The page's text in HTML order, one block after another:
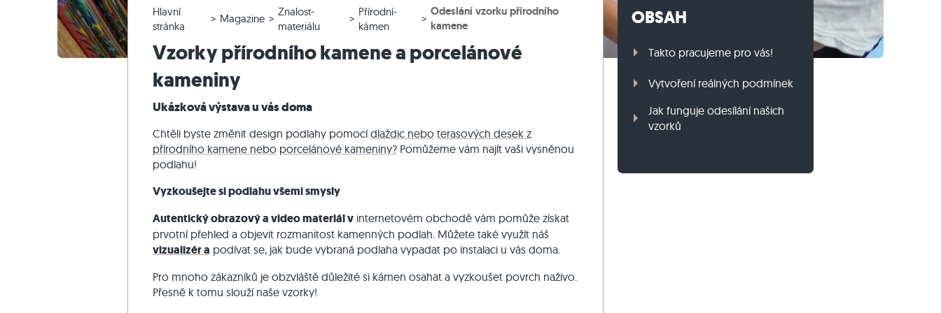
Křemencové dlažby
Mramorové dlažby
Starožitné dlažby
Obkladovy-kamen
Béžové dlažby
Vápencové venkovní dlažby
Mramorové venkovní dlažby
Křemenné venkovní dlažby
Gneissové venkovní dlažby
Čedičové venkovní dlažby
Béžová terasová dlažby Dlažební kostky vápenec
Dlažební kostky rula
Schodišťové bloky z ruly Zdicí kámen travertin
Zdicí kámen rula
Travníkový obrubník z ruly
Reklamace a změna objednávky
Změna a zrušení objednávky
Vzorové odeslání
Dodávka a přeprava
Panoramatická prohlídka
Zahradní design
Styly bydlení
Mramor
Pískovec
Travertin
Hlavní
stránka
Magazine
Znalost-
materiálu
Přírodní-
kámen
Odeslání vzorku přírodního
kamene
Vzorky přírodního kamene a porcelánové
kameniny
Ukázková výstava u vás doma
Chtěli byste změnit design podlahy pomocídlaždic nebo terasových desek z
přírodního kamene nebo porcelánové kameniny?Pomůžeme vám najít vaši vysněnou
podlahu!
Vyzkoušejte si podlahu všemi smysly
Autentický obrazový a video materiál vinternetovém obchodě vám pomůže získat
prvotní přehled a objevit rozmanitost kamenných podlah. Můžete také využít náš
vizualizér a podívat se, jak bude vybraná podlaha vypadat po instalaci u vás doma.
Pro mnoho zákazníků je obzvláště důležité si kámen osahat a vyzkoušet povrch naživo.
Přesně k tomu slouží naše vzorky!
OBSAH
Takto pracujeme pro vás!
Vytvoření reálných podmínek
Jak funguje odesílání našich
vzorků